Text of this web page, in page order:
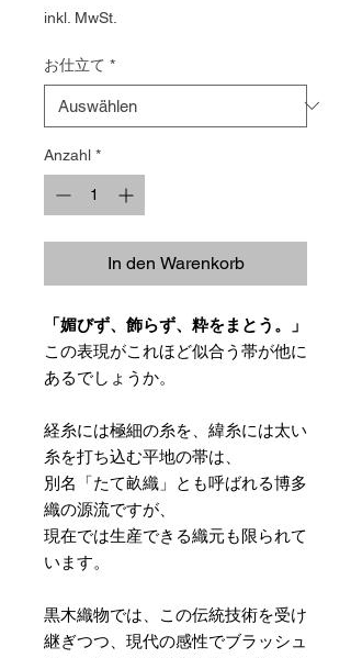
inkl. MwSt.
お仕立て *
Anzahl *
In den Warenkorb
「媚びず、飾らず、粋をまとう。」
この表現がこれほど似合う帯が他に
あるでしょうか。
経糸には極細の糸を、緯糸には太い
糸を打ち込む平地の帯は、
別名「たて畝織」とも呼ばれる博多
織の源流ですが、
現在では生産できる織元も限られて
います。
黒木織物では、この伝統技術を受け
継ぎつつ、現代の感性でブラッシュ